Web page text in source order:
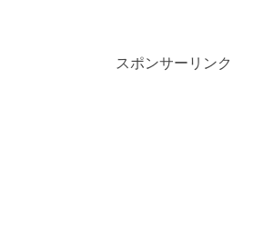
スポンサーリンク